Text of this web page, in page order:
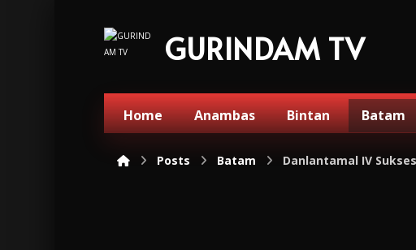
GURINDAM TV
Home Anambas Bintan Batam
Posts Batam Danlantamal IV